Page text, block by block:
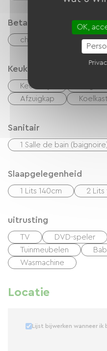
Betaalmethoden
checks Geld
Keuken
Keukentje
Afzuigkap
Sanitair
1 Salle de bain
Slaapgelegenheid
1 Lits 140cm 2 Lits
uitrusting
TV DVD-speler
Tuinmeubelen
Wasmachine
Locatie
Lijst bijwerken wanneer ik
OK,